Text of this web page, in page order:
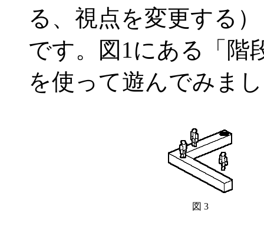
る、視点を変更する
です。図1にある「階
を使って遊んでみま
図 3